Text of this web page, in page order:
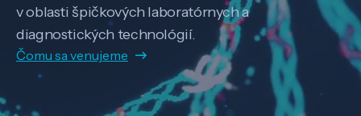
v oblasti špičkových laboratórnych a
diagnostických technológií.
Čomu sa venujeme